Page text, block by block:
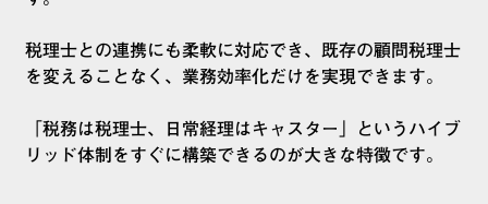
税理士との連携にも柔軟に対応でき、既存の顧問税理士
を変えることなく、業務効率化だけを実現できます。
「税務は税理士、日常経理はキャスター」というハイブ
リッド体制をすぐに構築できるのが大きな特徴です。